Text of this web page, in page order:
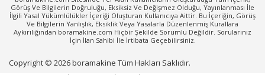
Görüş Ve Bilgilerin Doğruluğu, Eksiksiz Ve Değişmez Olduğu, Yayınlanması İle
İlgili Yasal Yükümlülükler İçeriği Oluşturan Kullanıcıya Aittir. Bu İçeriğin, Görüş
Ve Bilgilerin Yanlışlık, Eksiklik Veya Yasalarla Düzenlenmiş Kurallara
Aykırılığından boramakine.com Hiçbir Şekilde Sorumlu Değildir. Sorularınız
İçin İlan Sahibi İle İrtibata Geçebilirsiniz.
Copyright © 2026 boramakine Tüm Hakları Saklıdır.